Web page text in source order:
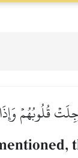
قُلُوبُهُمۡ